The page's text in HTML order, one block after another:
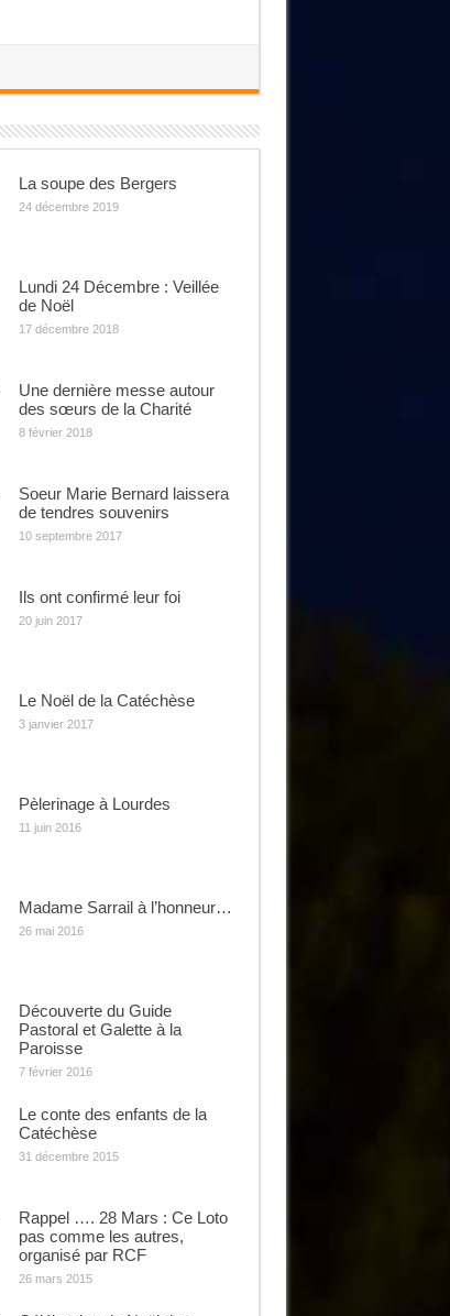
La soupe des Bergers
24 décembre 2019
Lundi 24 Décembre : Veillée
de Noël
17 décembre 2018
Une dernière messe autour
des sœurs de la Charité
8 février 2018
Soeur Marie Bernard laissera
de tendres souvenirs
10 septembre 2017
Ils ont confirmé leur foi
20 juin 2017
Le Noël de la Catéchèse
3 janvier 2017
Pèlerinage à Lourdes
11 juin 2016
Madame Sarrail à l’honneur…
26 mai 2016
Découverte du Guide
Pastoral et Galette à la
Paroisse
7 février 2016
Le conte des enfants de la
Catéchèse
31 décembre 2015
Rappel …. 28 Mars : Ce Loto
pas comme les autres,
organisé par RCF
26 mars 2015